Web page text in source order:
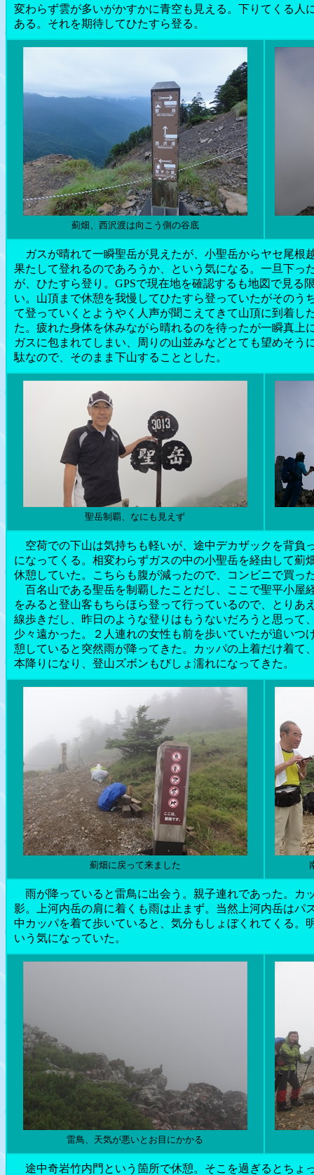
変わらず雲が多いがかすかに青空も見える。下りてくる人
ある。それを期待してひたすら登る。
薊畑、西沢渡は向こう側の谷底
ガスが晴れて一瞬聖岳が見えたが、小聖岳からヤセ尾根
果たして登れるのであろうか、という気になる。一旦下っ
が、ひたすら登り。GPSで現在地を確認するも地図で見る
い。山頂まで休憩を我慢してひたすら登っていたがそのう
て登っていくとようやく人声が聞こえてきて山頂に到着し
た。疲れた身体を休みながら晴れるのを待ったが一瞬真上
ガスに包まれてしまい、周りの山並みなどとても望めそう
駄なので、そのまま下山することとした。
聖岳制覇、なにも見えず
空荷での下山は気持ちも軽いが、途中デカザックを背負
になってくる。相変わらずガスの中の小聖岳を経由して薊
休憩していた。こちらも腹が減ったので、コンビニで買っ
百名山である聖岳を制覇したことだし、ここで聖平小屋
をみると登山客もちらほら登って行っているので、とりあ
線歩きだし、昨日のような登りはもうないだろうと思って
少々遠かった。２人連れの女性も前を歩いていたが追いつ
憩していると突然雨が降ってきた。カッパの上着だけ着て
本降りになり、登山ズボンもびしょ濡れになってきた。
薊畑に戻って来ました
雨が降っていると雷鳥に出会う。親子連れであった。カ
影。上河内岳の肩に着くも雨は止まず。当然上河内岳はパ
中カッパを着て歩いていると、気分もしょぼくれてくる。
いう気になっていた。
雷鳥、天気が悪いとお目にかかる
途中奇岩竹内門という箇所で休憩。そこを過ぎるとちょ